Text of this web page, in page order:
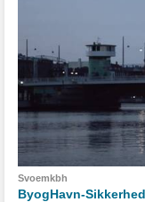
Svoemkbh
ByogHavn-